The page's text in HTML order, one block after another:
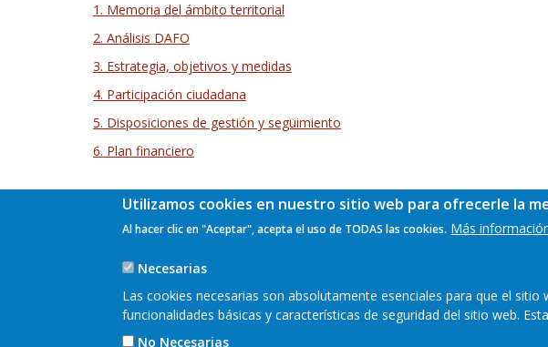
1. Memoria del ámbito territorial
2. Análisis DAFO
3. Estrategia, objetivos y medidas
4. Participación ciudadana
5. Disposiciones de gestión y seguimiento
6. Plan financiero
Utilizamos cookies en nuestro sitio web para ofrecerle la
Al hacer clic en "Aceptar", acepta el uso de TODAS las cookies. Más
Necesarias
Las cookies necesarias son absolutamente esenciales para que el
funcionalidades básicas y características de seguridad del sitio web.
No Necesarias